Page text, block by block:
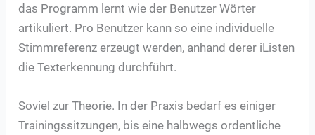
das Programm lernt wie der Benutzer Wörter
artikuliert. Pro Benutzer kann so eine individuelle
Stimmreferenz erzeugt werden, anhand derer iListen
die Texterkennung durchführt.
Soviel zur Theorie. In der Praxis bedarf es einiger
Trainingssitzungen, bis eine halbwegs ordentliche